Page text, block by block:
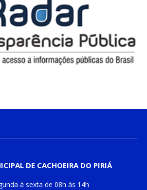
DE CACHOEIRA DO PIRIÁ
à sexta de 08h às 14h